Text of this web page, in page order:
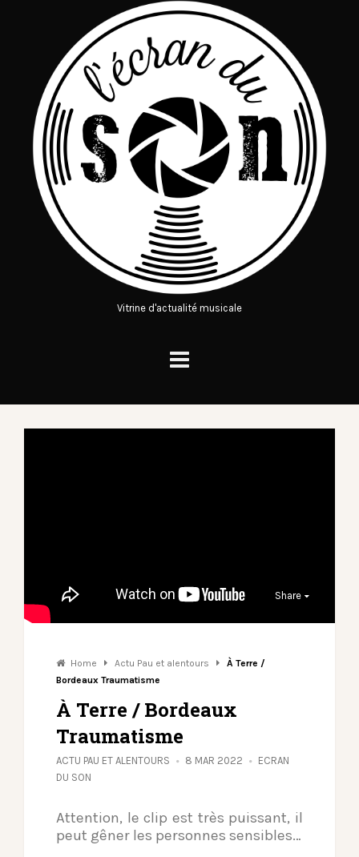
Vitrine d'actualité musicale
Share
Home Actu Pau et alentours
À Terre /
Bordeaux Traumatisme
À Terre / Bordeaux
Traumatisme
ACTU PAU ET ALENTOURS 8 MAR 2022
ECRAN
DU SON
Attention, le clip est très puissant, il
peut gêner les personnes sensibles…